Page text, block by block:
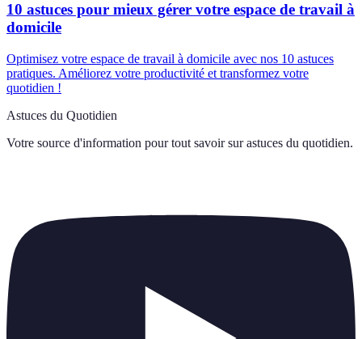
10 astuces pour mieux gérer votre espace de travail à
domicile
Optimisez votre espace de travail à domicile avec nos 10 astuces
pratiques. Améliorez votre productivité et transformez votre
quotidien !
Astuces du Quotidien
Votre source d'information pour tout savoir sur astuces du quotidien.